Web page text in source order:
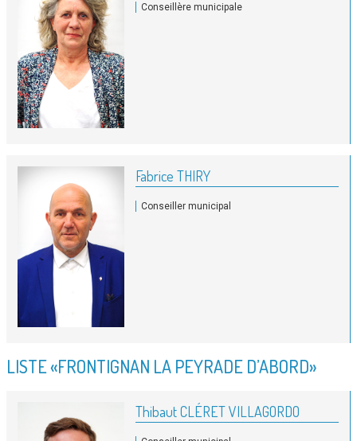
Conseillère municipale
Fabrice THIRY
Conseiller municipal
LISTE «FRONTIGNAN LA PEYRADE D’ABORD»
Thibaut CLÉRET VILLAGORDO